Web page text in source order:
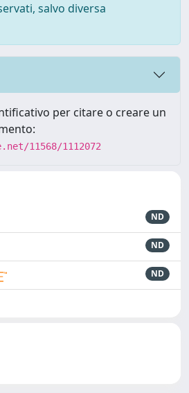
salvo diversa
per citare o creare un
11568/1112072
ND
ND
ND